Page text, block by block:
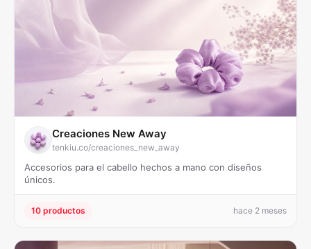
Creaciones New Away
tenkiu.co/creaciones_new_away
Accesorios para el cabello hechos a mano con diseños
únicos.
10 productos hace 2 meses